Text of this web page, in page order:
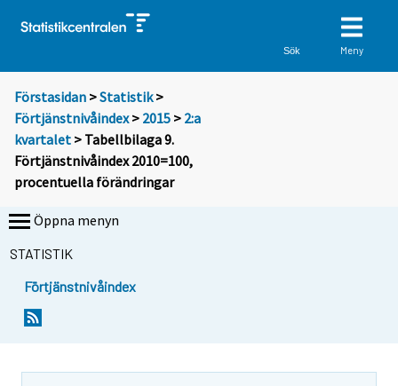
Sök Meny
Förstasidan >Statistik >
Förtjänstnivåindex> 2015 > 2:a
kvartalet > Tabellbilaga 9.
Förtjänstnivåindex 2010=100,
procentuella förändringar
Öppna menyn
STATISTIK
Förtjänstnivåindex